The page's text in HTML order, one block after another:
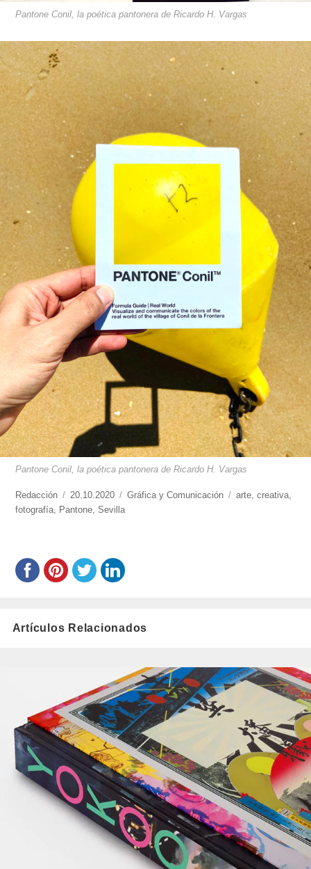
Pantone Conil, la poética pantonera de Ricardo H. Vargas
Pantone Conil, la poética pantonera de Ricardo H. Vargas
https://www.experimenta.es/author/redaccion/
Redacción
Publicado
el
20.10.2020 Categorías
Gráfica y Comunicación Etiquetas
arte ,creativa
fotografía Pantone ,Sevilla
Artículos Relacionados